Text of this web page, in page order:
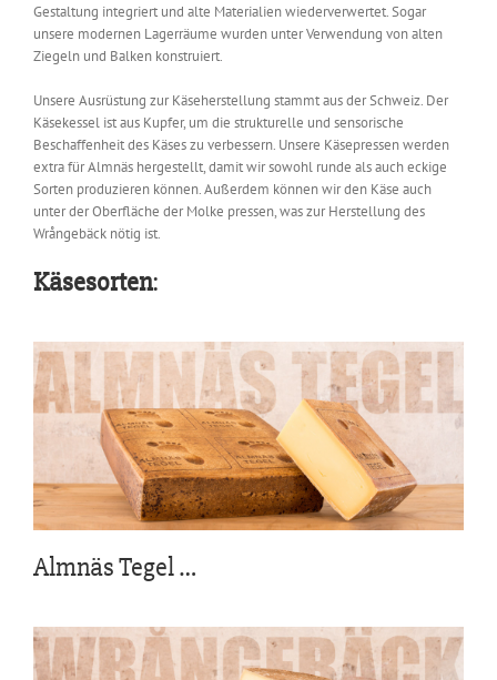
Gestaltung integriert und alte Materialien wiederverwertet. Sogar
unsere modernen Lagerräume wurden unter Verwendung von alten
Ziegeln und Balken konstruiert.
Unsere Ausrüstung zur Käseherstellung stammt aus der Schweiz. Der
Käsekessel ist aus Kupfer, um die strukturelle und sensorische
Beschaffenheit des Käses zu verbessern. Unsere Käsepressen werden
extra für Almnäs hergestellt, damit wir sowohl runde als auch eckige
Sorten produzieren können. Außerdem können wir den Käse auch
unter der Oberfläche der Molke pressen, was zur Herstellung des
Wrångebäck nötig ist.
Käsesorten:
Almnäs Tegel…